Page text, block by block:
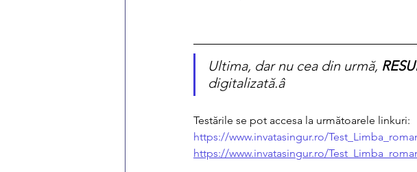
Ultima, dar nu cea din urmă,
digitalizată.â
Testările se pot accesa la următoarele linkuri:
https://www.invatasingur.ro/
https://www.invatasingur.ro/